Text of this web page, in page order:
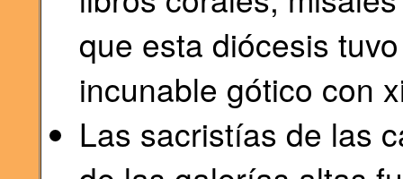
que esta diócesis
incunable gótico con
Las sacristías de las